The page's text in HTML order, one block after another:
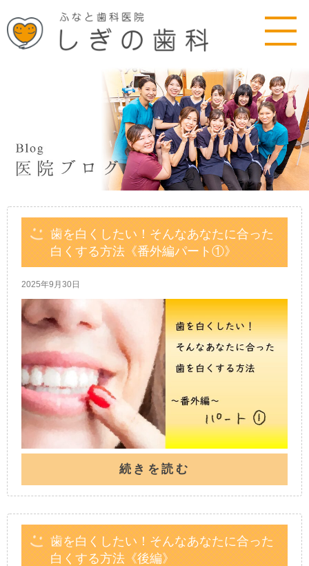
歯を白くしたい！そんなあなたに合った
白くする方法《番外編パート①》
2025年9月30日
続きを読む
歯を白くしたい！そんなあなたに合った
白くする方法《後編》